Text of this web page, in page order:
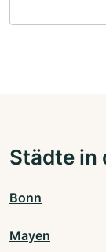
Städte in
Bonn
Mayen